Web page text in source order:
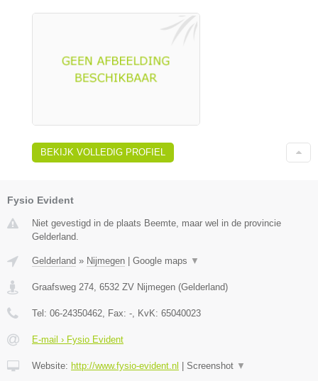
BEKIJK VOLLEDIG PROFIEL
Fysio Evident
Niet gevestigd in de plaats Beemte, maar wel in de provincie
Gelderland.
Gelderland » Nijmegen | Google maps ▼
Graafsweg 274 6532 ZV Nijmegen (Gelderland)
Tel: 06-24350462 , Fax: - , KvK: 65040023
E-mail › Fysio Evident
Website: http://www.fysio-evident.nl | Screenshot ▼